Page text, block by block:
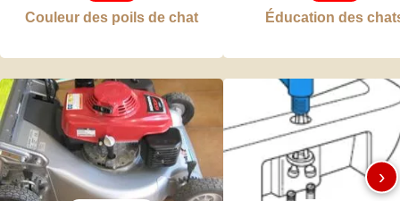
Couleur des poils de chat Éducation des
›